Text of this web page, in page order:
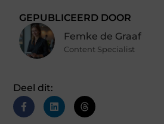
GEPUBLICEERD DOOR
Femke de Graaf
Content Specialist
Deel dit: